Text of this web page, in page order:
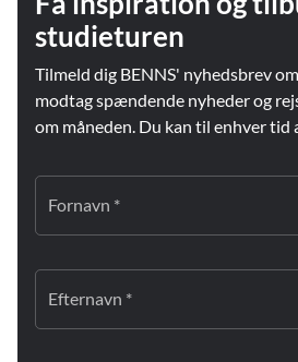
studieturen
Tilmeld dig BENNS' nyhedsbrev
modtag spændende nyheder og
om måneden. Du kan til enhver tid
Fornavn *
Efternavn *